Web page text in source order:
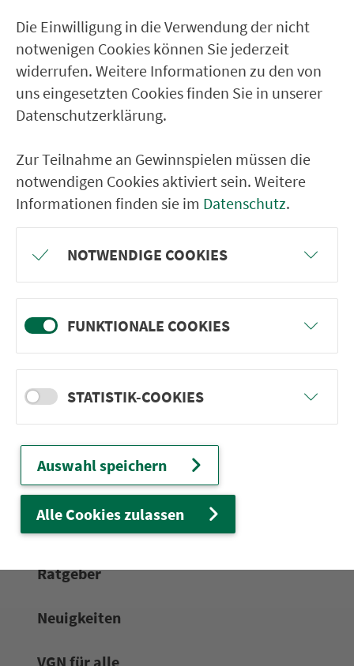
22.000 Qua­drat­ki­lo­me­ter. 130 Ver­kehrs­un­
ter­neh­men. 1.100 Linien. Eine Fahr­kar­te.
Ver­bin­dungen
Abfahrten
Tickets & Preise
Fahr­plan­ände­rungen
Wir sind für Sie da:
24h-Ser­vice­te­le­fon:
0911 27075-99
Zum Kon­taktformular
Netz & Fahrpläne
Frei­zeit-Tipps
Service
Rat­ge­ber
Neuigkeiten
VGN für alle
Die Einwilligung in die Verwendung der nicht
notwenigen Cookies können Sie jederzeit
widerrufen. Weitere Informationen zu den von
uns eingesetzten Cookies finden Sie in unserer
Datenschutzerklärung.
Zur Teilnahme an Gewinnspielen müssen die
notwendigen Cookies aktiviert sein. Weitere
Informationen finden sie im Datenschutz.
NOTWENDIGE COOKIES
FUNKTIONALE COOKIES
STATISTIK-COOKIES
Auswahl speichern
Alle Cookies zulassen